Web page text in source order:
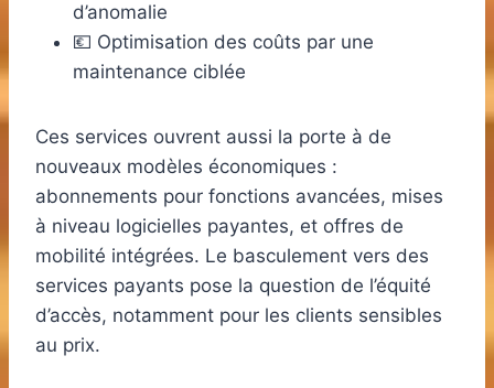
d’anomalie
💶 Optimisation des coûts par une
maintenance ciblée
Ces services ouvrent aussi la porte à de
nouveaux modèles économiques :
abonnements pour fonctions avancées, mises
à niveau logicielles payantes, et offres de
mobilité intégrées. Le basculement vers des
services payants pose la question de l’équité
d’accès, notamment pour les clients sensibles
au prix.